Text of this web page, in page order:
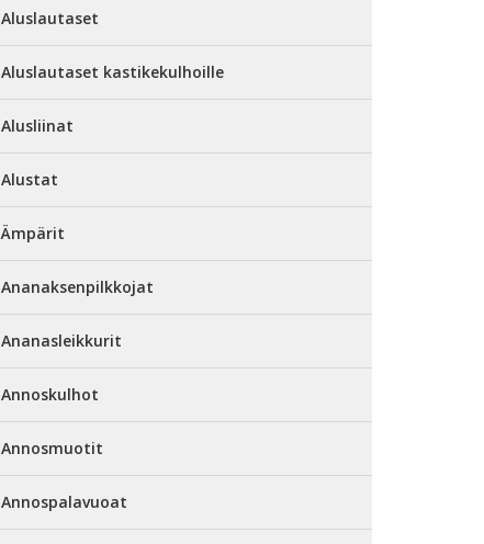
Aluslautaset
Aluslautaset kastikekulhoille
Alusliinat
Alustat
Ämpärit
Ananaksenpilkkojat
Ananasleikkurit
Annoskulhot
Annosmuotit
Annospalavuoat